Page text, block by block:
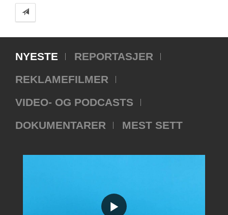
NYESTE
REPORTASJER
REKLAMEFILMER
VIDEO- OG PODCASTS
DOKUMENTARER
MEST SETT